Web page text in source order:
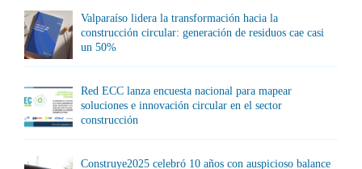
Valparaíso lidera la transformación hacia la
construcción circular: generación de residuos cae casi
un 50%
Red ECC lanza encuesta nacional para mapear
soluciones e innovación circular en el sector
construcción
Construye2025 celebró 10 años con auspicioso balance